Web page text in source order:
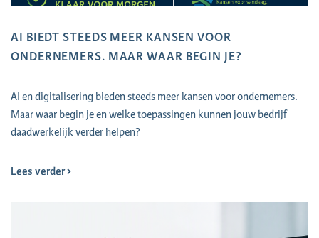
AI BIEDT STEEDS MEER KANSEN VOOR
ONDERNEMERS. MAAR WAAR BEGIN JE?
AI en digitalisering bieden steeds meer kansen voor ondernemers.
Maar waar begin je en welke toepassingen kunnen jouw bedrijf
daadwerkelijk verder helpen?
Lees verder